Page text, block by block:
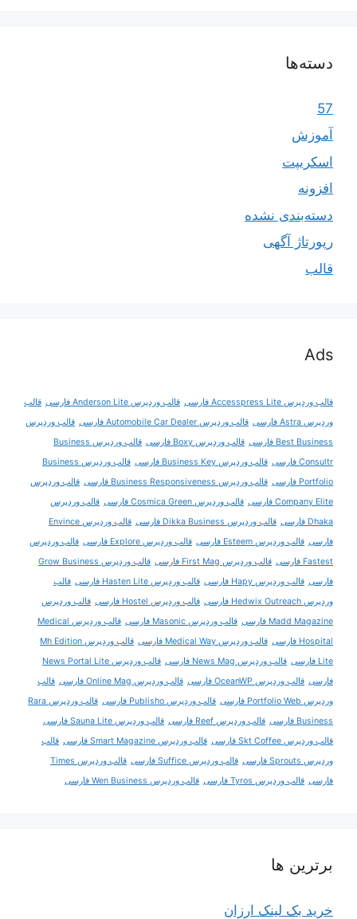
دسته‌ها
57
آموزش
اسکریپت
افزونه
دسته‌بندی نشده
رپورتاژ آگهی
قالب
Ads
قالب وردپرس Accesspress Lite فارسی قالب وردپرس Anderson Lite فارسی
قالب
وردپرس Astra فارسی
قالب وردپرس Automobile Car Dealer فارسی
قالب وردپرس
Best Business فارسی
قالب وردپرس Boxy فارسی
قالب وردپرس Business
Consultr فارسی
قالب وردپرس Business Key فارسی
قالب وردپرس Business
Portfolio فارسی
قالب وردپرس Business Responsiveness فارسی
قالب وردپرس
Company Elite فارسی
قالب وردپرس Cosmica Green فارسی
قالب وردپرس
Dhaka فارسی
قالب وردپرس Dikka Business فارسی
قالب وردپرس Envince
فارسی قالب وردپرس Esteem فارسی قالب وردپرس Explore فارسی
قالب وردپرس
Fastest فارسی
قالب وردپرس First Mag فارسی
قالب وردپرس Grow Business
فارسی قالب وردپرس Hapy فارسی قالب وردپرس Hasten Lite فارسی
قالب
وردپرس Hedwix Outreach فارسی
قالب وردپرس Hostel فارسی
قالب وردپرس
Madd Magazine فارسی
قالب وردپرس Masonic فارسی
قالب وردپرس Medical
Hospital فارسی
قالب وردپرس Medical Way فارسی
قالب وردپرس Mh Edition
Lite فارسی
قالب وردپرس News Mag فارسی
قالب وردپرس News Portal Lite
فارسی قالب وردپرس OceanWP فارسی قالب وردپرس Online Mag فارسی
قالب
وردپرس Portfolio Web فارسی
قالب وردپرس Publisho فارسی
قالب وردپرس Rara
Business فارسی
قالب وردپرس Reef فارسی
قالب وردپرس Sauna Lite فارسی
قالب وردپرس Skt Coffee فارسی
قالب وردپرس Smart Magazine فارسی
قالب
وردپرس Sprouts فارسی
قالب وردپرس Suffice فارسی
قالب وردپرس Times
فارسی قالب وردپرس Tyros فارسی قالب وردپرس Wen Business فارسی
برترین ها
خرید بک لینک ارزان